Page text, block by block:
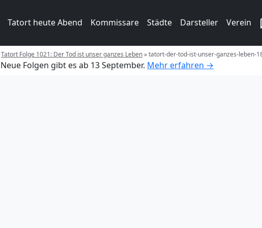
Tatort heute Abend Kommissare Städte Darsteller Verein
Tatort Folge 1021: Der Tod ist unser ganzes Leben»tatort-der-tod-ist-unser-ganzes-leben-
Neue Folgen gibt es ab 13 September. Mehr erfahren →